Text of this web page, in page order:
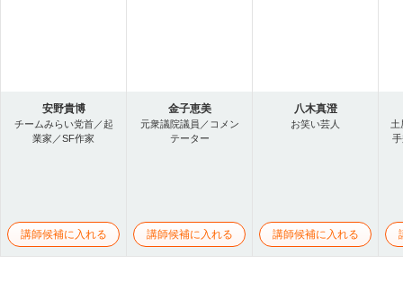
安野貴博
チームみらい党首／起
業家／SF作家
講師候補に入れる
金子恵美
元衆議院議員／コメン
テーター
講師候補に入れる
八木真澄
お笑い芸人
講師候補に入れる
土